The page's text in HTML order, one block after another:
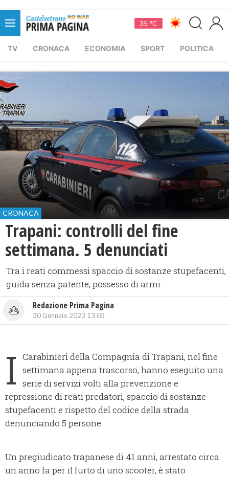
35 °C
TV CRONACA ECONOMIA SPORT POLITICA
CRONACA
Trapani: controlli del fine
settimana. 5 denunciati
Tra i reati commessi spaccio di sostanze stupefacenti,
guida senza patente, possesso di armi.
Redazione Prima Pagina
30 Gennaio 2023 13:03
I Carabinieri della Compagnia di Trapani, nel fine
settimana appena trascorso, hanno eseguito una
serie di servizi volti alla prevenzione e
repressione di reati predatori, spaccio di sostanze
stupefacenti e rispetto del codice della strada
denunciando 5 persone.
Un pregiudicato trapanese di 41 anni, arrestato circa
un anno fa per il furto di uno scooter, è stato